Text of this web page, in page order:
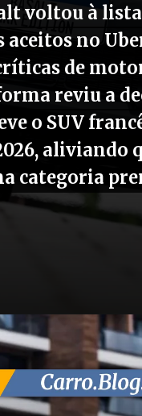
voltou à
aceitos no
de
reviu a
o SUV
aliviando
categoria
voltou à
aceitos no
de
reviu a
o SUV
aliviando
categoria